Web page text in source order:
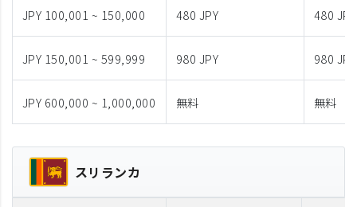
JPY 100,001 ~ 150,000 480 JPY 480 JPY
JPY 150,001 ~ 599,999 980 JPY 980 JPY
JPY 600,000 ~ 1,000,000 無料 無料
スリランカ